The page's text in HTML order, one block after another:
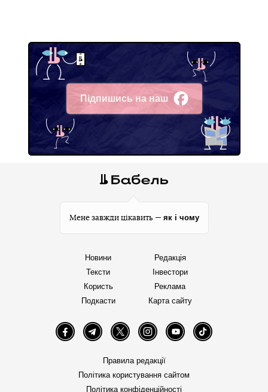
Підпишись на наш
Facebook
Мене завжди цікавить — як і чому
Новини
Тексти
Користь
Подкасти
Редакція
Інвестори
Реклама
Карта сайту
FacebookTelegramTwitter InstagramYouTube TikTok
Правила редакції
Політика користування сайтом
Політика конфіденційності